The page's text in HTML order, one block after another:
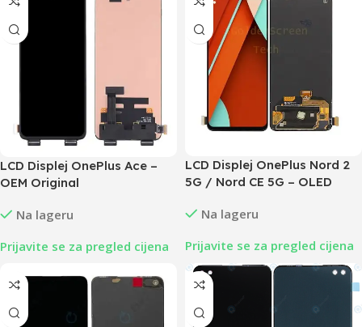
LCD Displej OnePlus Ace –
OEM Original
Na lageru
Prijavite se za pregled cijena
LCD Displej OnePlus Nord 2
5G / Nord CE 5G – OLED
Na lageru
Prijavite se za pregled cijena